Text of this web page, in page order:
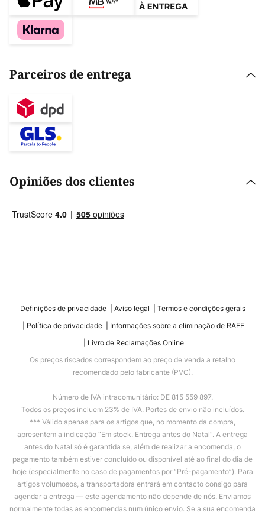
Parceiros de entrega
Opiniões dos clientes
Definições de privacidade Aviso legal
Termos e condições gerais
Política de privacidade
Informações sobre a eliminação de RAEE
Livro de Reclamações Online
Os preços riscados correspondem ao preço de venda a retalho
recomendado pelo fabricante (PVC).
Número de IVA intracomunitário: DE 815 559 897.
Todos os preços incluem 23% de IVA. Portes de envio não incluídos.
*** Válido apenas para os artigos que, no momento da compra,
apresentem a indicação “Em stock. Entrega antes do Natal”. A entrega
antes do Natal só é garantida se, além de realizar a encomenda, o
pagamento também estiver concluído ou disponível até ao final do dia de
hoje (especialmente no caso de pagamentos por “Pré-pagamento”). Para
artigos volumosos, a transportadora entrará em contacto consigo para
agendar a entrega — este agendamento não depende de nós. Enviamos
normalmente todas as encomendas num único envio. Se a sua encomenda